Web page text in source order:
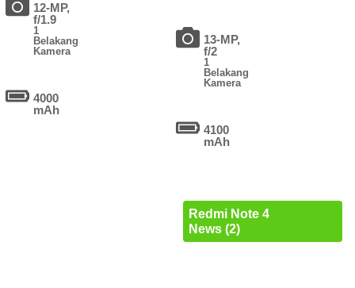
12-MP,
f/1.9
1
Belakang
Kamera
4000
mAh
13-MP,
f/2
1
Belakang
Kamera
4100
mAh
Redmi Note 4
News (2)